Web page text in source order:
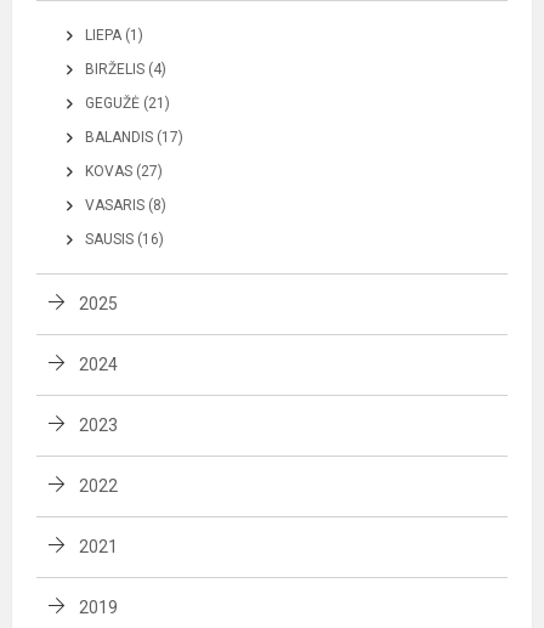
LIEPA (1)
BIRŽELIS (4)
GEGUŽĖ (21)
BALANDIS (17)
KOVAS (27)
VASARIS (8)
SAUSIS (16)
2025
2024
2023
2022
2021
2019